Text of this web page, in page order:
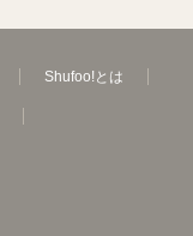
Shufoo!とは